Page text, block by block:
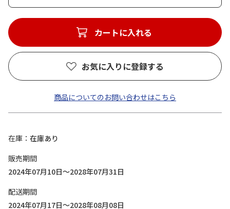
カートに入れる
お気に入りに登録する
商品についてのお問い合わせはこちら
在庫
在庫あり
販売期間
2024年07月10日～2028年07月31日
配送期間
2024年07月17日～2028年08月08日